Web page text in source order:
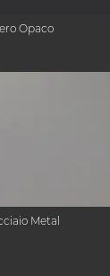
Opaco
Metal